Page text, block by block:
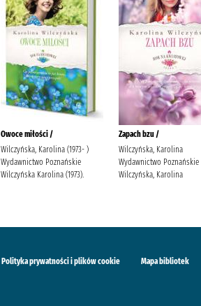
Owoce miłości /
Wilczyńska, Karolina (1973- )
Wydawnictwo Poznańskie
Wilczyńska Karolina (1973).
Zapach bzu /
Wilczyńska, Karolina
Wydawnictwo Poznańskie
Wilczyńska, Karolina
Polityka prywatności i plików cookie Mapa bibliotek